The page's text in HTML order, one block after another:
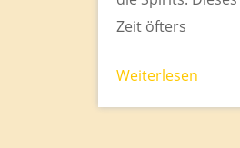
Zeit öfters
Weiterlesen